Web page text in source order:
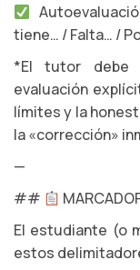
tiene… / Falta… /
*El tutor debe
evaluación
límites y la
la «corrección»
—
##
El estudiante (o
estos